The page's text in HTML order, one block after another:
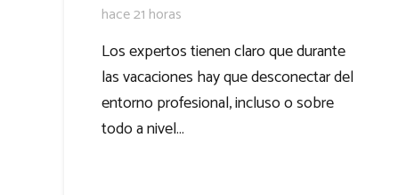
hace 21 horas
Los expertos tienen claro que durante
las vacaciones hay que desconectar del
entorno profesional, incluso o sobre
todo a nivel…